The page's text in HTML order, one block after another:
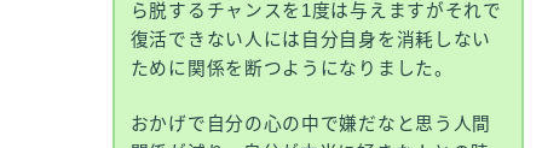
ら脱するチャンスを1度は与えますがそれで
復活できない人には自分自身を消耗しない
ために関係を断つようになりました。
おかげで自分の心の中で嫌だなと思う人間